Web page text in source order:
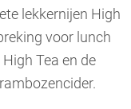
lekkernijen High
voor lunch
Tea en de